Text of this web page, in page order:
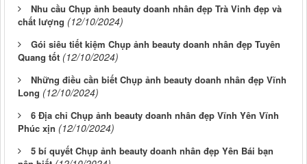
Nhu cầu Chụp ảnh beauty doanh nhân đẹp Trà Vinh đẹp và
chất lượng (12/10/2024)
Gói siêu tiết kiệm Chụp ảnh beauty doanh nhân đẹp Tuyên
Quang tốt (12/10/2024)
Những điều cần biết Chụp ảnh beauty doanh nhân đẹp Vĩnh
Long (12/10/2024)
6 Địa chỉ Chụp ảnh beauty doanh nhân đẹp Vĩnh Yên Vĩnh
Phúc xịn (12/10/2024)
5 bí quyết Chụp ảnh beauty doanh nhân đẹp Yên Bái bạn